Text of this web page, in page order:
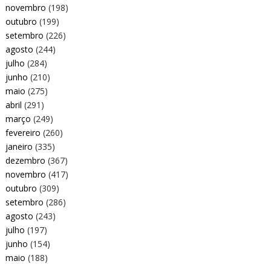
novembro (198)
outubro (199)
setembro (226)
agosto (244)
julho (284)
junho (210)
maio (275)
abril (291)
março (249)
fevereiro (260)
janeiro (335)
dezembro (367)
novembro (417)
outubro (309)
setembro (286)
agosto (243)
julho (197)
junho (154)
maio (188)